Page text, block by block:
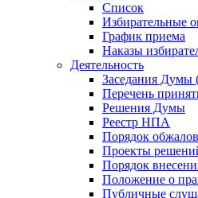
Список
Избирательные
График приема
Наказы
Деятельность
Заседания Думы
Перечень
Решения Думы
Реестр НПА
Порядок
Проекты
Порядок
Положение о
Публичные